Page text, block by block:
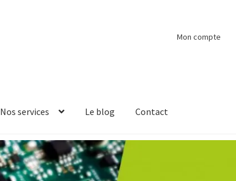
Mon compte
Nos services Le blog Contact